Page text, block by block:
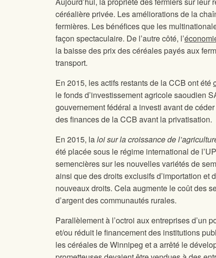
céréalière privée. Les améliorations de la
fermières. Les bénéfices que les
façon spectaculaire. De l’autre côté, l’
la baisse des prix des céréales payés aux
transport.
En 2015, les actifs restants de la CCB ont été
le fonds d’investissement agricole saoudien
gouvernement fédéral a investi avant de
des finances de la CCB avant la privatisation.
En 2015, laloi sur la croissance de
été placée sous le régime international de
semencières sur les nouvelles variétés de
ainsi que des droits exclusifs d’importation et
nouveaux droits. Cela augmente le coût des
d’argent des communautés rurales.
Parallèlement à l’octroi aux entreprises d’un
et/ou réduit le financement des institutions
les céréales de Winnipeg et a arrêté le